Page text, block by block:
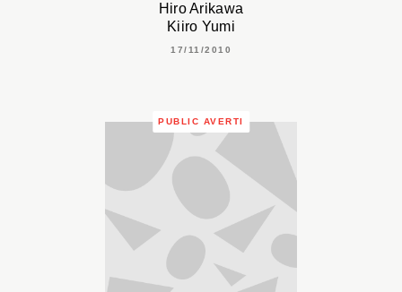
Hiro Arikawa
Kiiro Yumi
17/11/2010
PUBLIC AVERTI